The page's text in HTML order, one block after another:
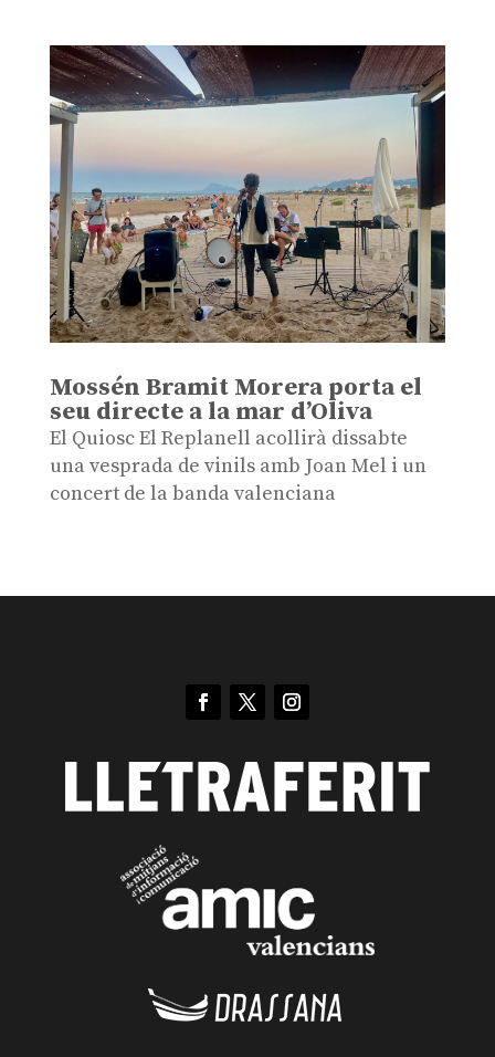
Mossén Bramit Morera porta el
seu directe a la mar d’Oliva
El Quiosc El Replanell acollirà dissabte
una vesprada de vinils amb Joan Mel i un
concert de la banda valenciana